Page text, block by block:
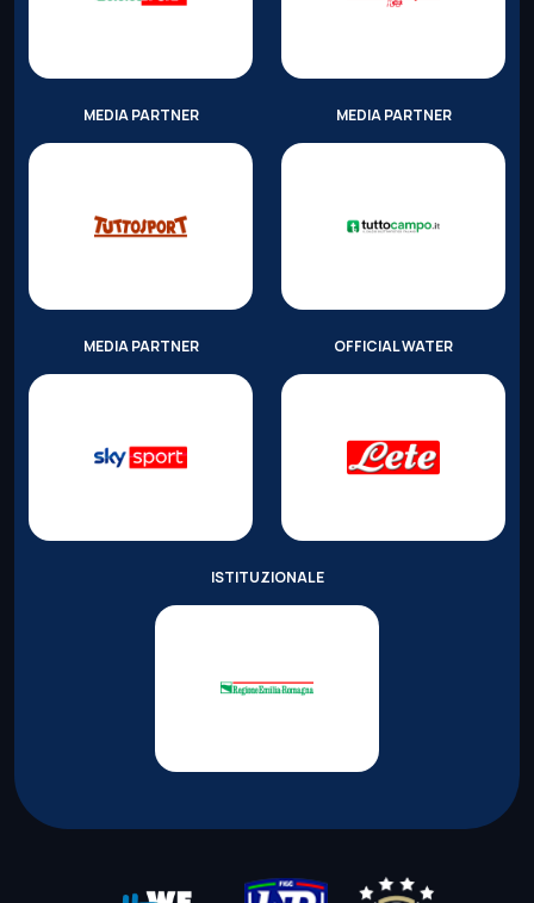
MEDIA PARTNER MEDIA PARTNER
MEDIA PARTNER OFFICIAL WATER
ISTITUZIONALE